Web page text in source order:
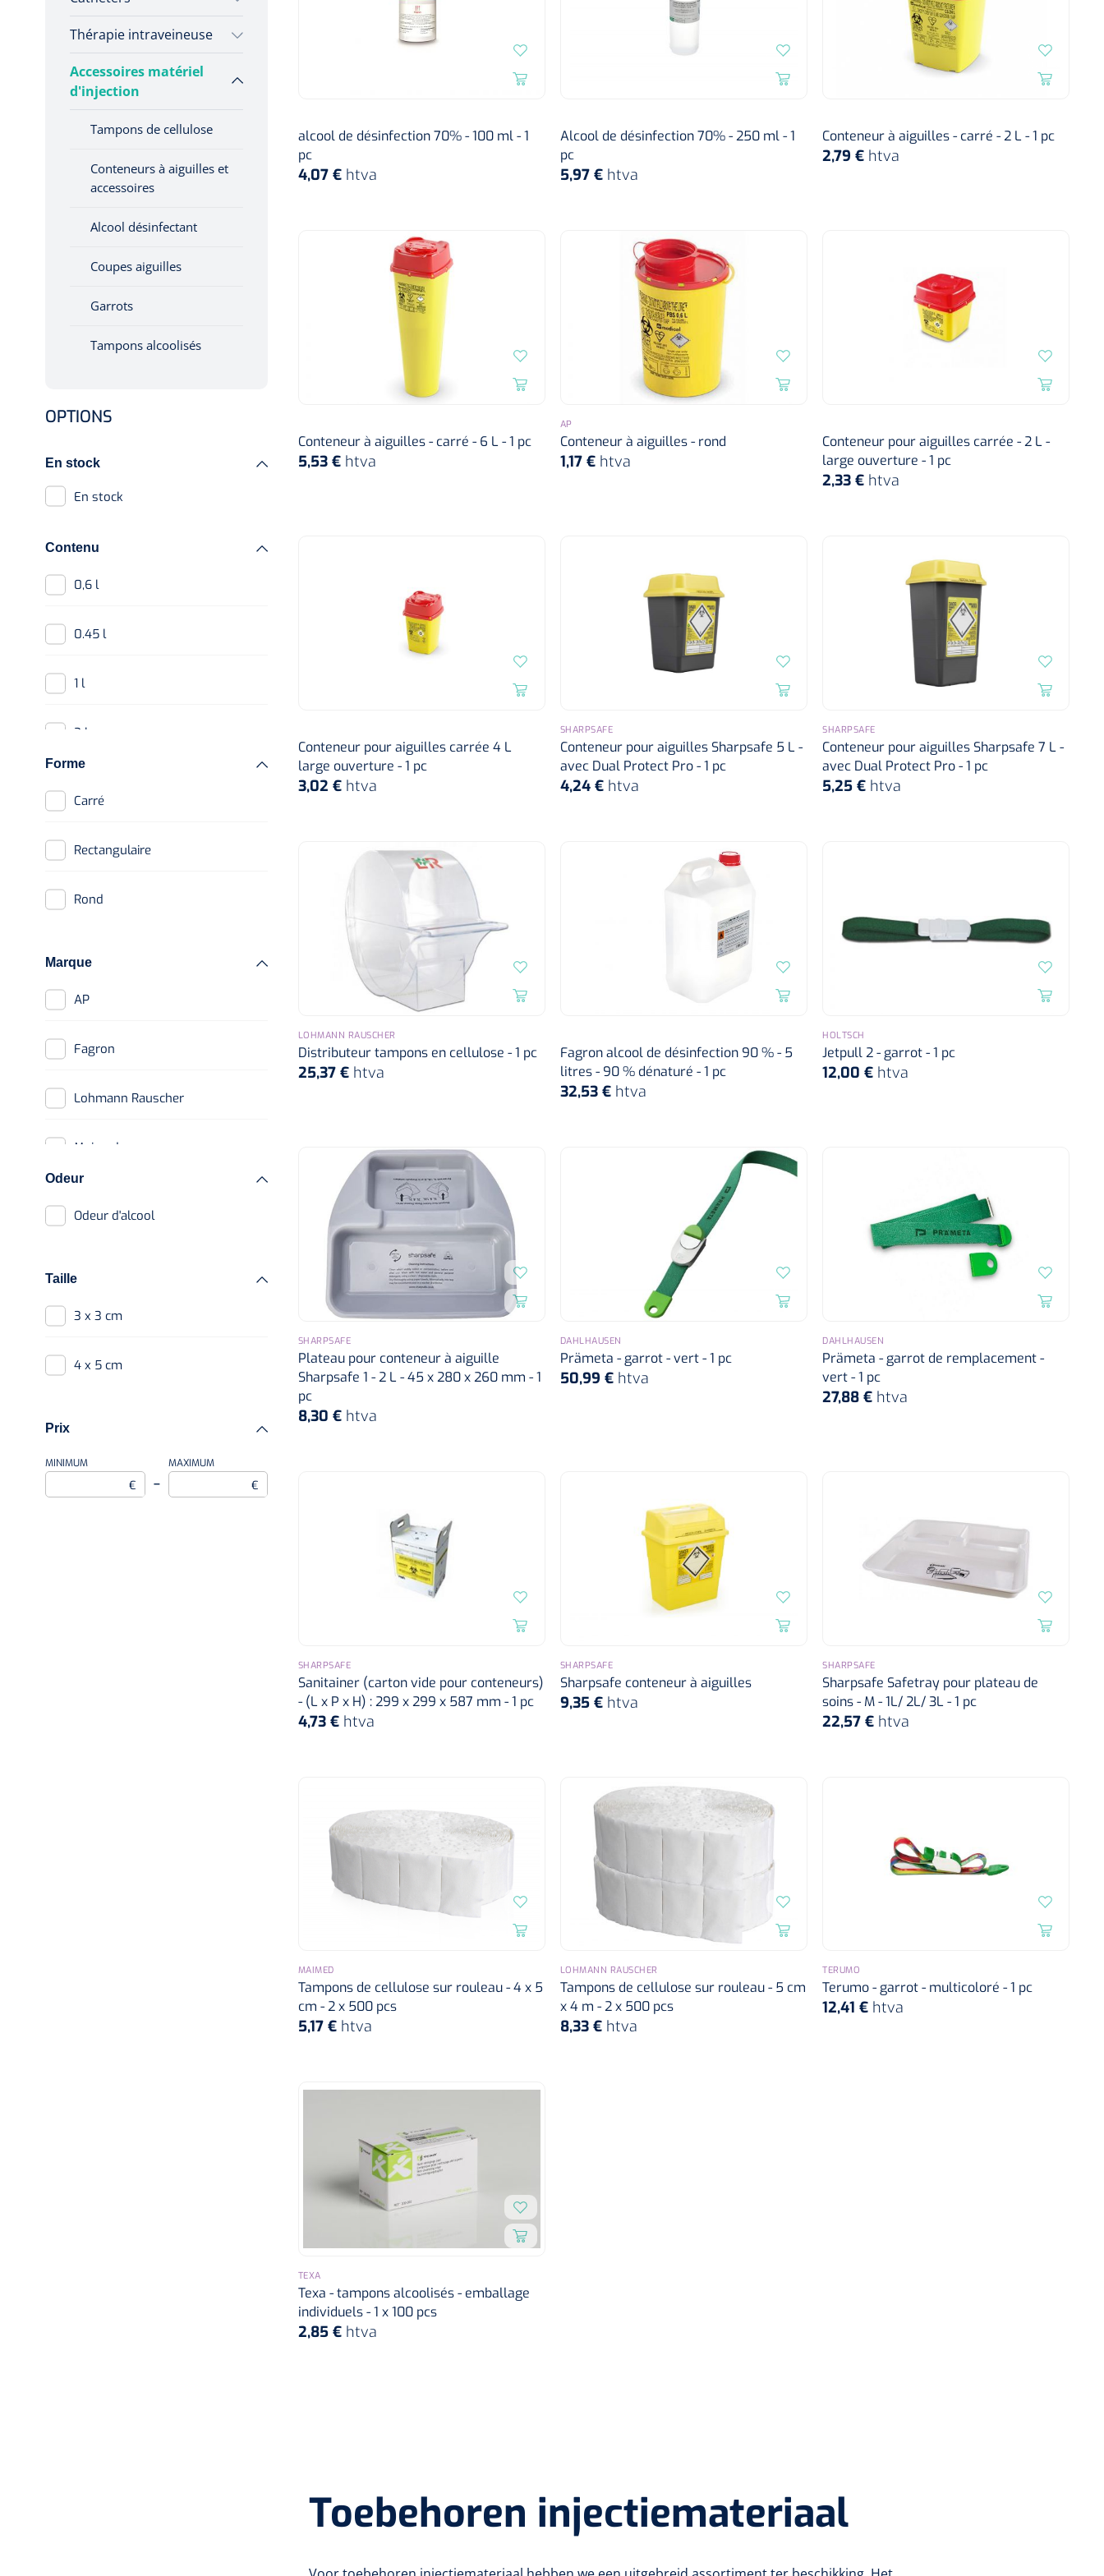
Hygiène & Désinfection
Soins d'incontinence
Matériel d'injection
Infrastructure
Instruments
Soins des plaies
Seringues préremplies
Seringues entérales
Aiguilles papillon
Aiguilles pour stylo
injecteur
Aiguilles Huber
Cathéters de perfusion
IV
Obturateurs
Thérapie intraveineuse
Pieds à perfusion
Accessoires matériel
d'injection
Tampons de cellulose
Conteneurs à aiguilles et
accessoires
Alcool désinfectant
Coupes aiguilles
Garrots
Tampons alcoolisés
OPTIONS
En stock
En stock
Contenu
0,6 l
0.45 l
1 l
2 l
250 ml
Forme
Carré
Rectangulaire
Rond
Marque
AP
Fagron
Lohmann Rauscher
Maimed
Odeur
Odeur d'alcool
Taille
3 x 3 cm
4 x 5 cm
Prix
MINIMUM
€ –
MAXIMUM
€
alcool de désinfection 70% - 100 ml - 1
pc
4,07 € htva
Alcool de désinfection 70% - 250 ml - 1
pc
5,97 € htva
Conteneur à aiguilles - carré - 2 L - 1 pc
2,79 € htva
Conteneur à aiguilles - carré - 6 L - 1 pc
5,53 € htva
AP
Conteneur à aiguilles - rond
1,17 € htva
Conteneur pour aiguilles carrée - 2 L -
large ouverture - 1 pc
2,33 € htva
Conteneur pour aiguilles carrée 4 L
large ouverture - 1 pc
3,02 € htva
SHARPSAFE
Conteneur pour aiguilles Sharpsafe 5 L -
avec Dual Protect Pro - 1 pc
4,24 € htva
SHARPSAFE
Conteneur pour aiguilles Sharpsafe 7 L -
avec Dual Protect Pro - 1 pc
5,25 € htva
LOHMANN RAUSCHER
Distributeur tampons en cellulose - 1 pc
25,37 € htva
Fagron alcool de désinfection 90 % - 5
litres - 90 % dénaturé - 1 pc
32,53 € htva
HOLTSCH
Jetpull 2 - garrot - 1 pc
12,00 € htva
SHARPSAFE
Plateau pour conteneur à aiguille
Sharpsafe 1 - 2 L - 45 x 280 x 260 mm - 1
pc
8,30 € htva
DAHLHAUSEN
Prämeta - garrot - vert - 1 pc
50,99 € htva
DAHLHAUSEN
Prämeta - garrot de remplacement -
vert - 1 pc
27,88 € htva
SHARPSAFE
Sanitainer (carton vide pour conteneurs)
- (L x P x H) : 299 x 299 x 587 mm - 1 pc
4,73 € htva
SHARPSAFE
Sharpsafe conteneur à aiguilles
9,35 € htva
SHARPSAFE
Sharpsafe Safetray pour plateau de
soins - M - 1L/ 2L/ 3L - 1 pc
22,57 € htva
MAIMED
Tampons de cellulose sur rouleau - 4 x 5
cm - 2 x 500 pcs
5,17 € htva
LOHMANN RAUSCHER
Tampons de cellulose sur rouleau - 5 cm
x 4 m - 2 x 500 pcs
8,33 € htva
TERUMO
Terumo - garrot - multicoloré - 1 pc
12,41 € htva
TEXA
Texa - tampons alcoolisés - emballage
individuels - 1 x 100 pcs
2,85 € htva
Toebehoren injectiemateriaal